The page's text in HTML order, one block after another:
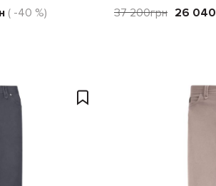
( -40 %)
37 200грн 26 040